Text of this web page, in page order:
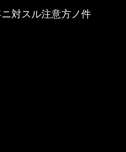
対スル注意方ノ件